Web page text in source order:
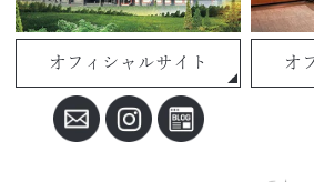
オフィシャルサイト オ